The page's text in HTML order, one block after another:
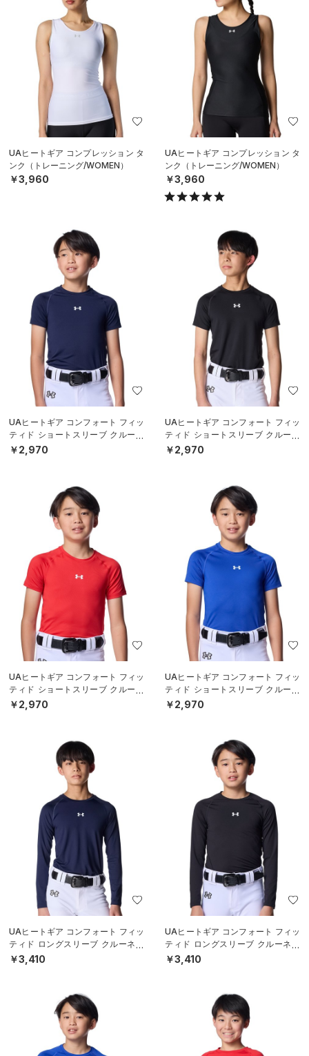
UAヒートギア コンプレッション タ
ンク（トレーニング/WOMEN）
￥3,960
UAヒートギア コンプレッション タ
ンク（トレーニング/WOMEN）
￥3,960
UAヒートギア コンフォート フィッ
ティド ショートスリーブ クルーネ
ック シャツ（ベースボール/BOY
￥2,970
UAヒートギア コンフォート フィッ
ティド ショートスリーブ クルーネ
ック シャツ（ベースボール/BOY
￥2,970
UAヒートギア コンフォート フィッ
ティド ショートスリーブ クルーネ
ック シャツ（ベースボール/BOY
￥2,970
UAヒートギア コンフォート フィッ
ティド ショートスリーブ クルーネ
ック シャツ（ベースボール/BOY
￥2,970
UAヒートギア コンフォート フィッ
ティド ロングスリーブ クルーネッ
ク シャツ（ベースボール/BOYS）
￥3,410
UAヒートギア コンフォート フィッ
ティド ロングスリーブ クルーネッ
ク シャツ（ベースボール/BOYS）
￥3,410